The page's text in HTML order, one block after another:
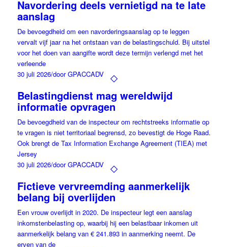
Navordering deels vernietigd na te late
aanslag
De bevoegdheid om een navorderingsaanslag op te leggen
vervalt vijf jaar na het ontstaan van de belastingschuld. Bij uitstel
voor het doen van aangifte wordt deze termijn verlengd met het
verleende
30 juli 2026/door GPACCADV
Belastingdienst mag wereldwijd
informatie opvragen
De bevoegdheid van de inspecteur om rechtstreeks informatie op
te vragen is niet territoriaal begrensd, zo bevestigt de Hoge Raad.
Ook brengt de Tax Information Exchange Agreement (TIEA) met
Jersey
30 juli 2026/door GPACCADV
Fictieve vervreemding aanmerkelijk
belang bij overlijden
Een vrouw overlijdt in 2020. De inspecteur legt een aanslag
inkomstenbelasting op, waarbij hij een belastbaar inkomen uit
aanmerkelijk belang van € 241.893 in aanmerking neemt. De
erven van de